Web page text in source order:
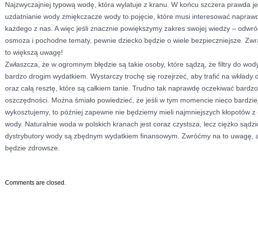
Najzwyczajniej typową wodę, która wylatuje z kranu. W końcu szczera prawda
uzdatnianie wody zmiękczacze wody to pojęcie, które musi interesować
każdego z nas. A więc jeśli znacznie powiększymy zakres swojej wiedzy –
osmoza i pochodne tematy, pewnie dziecko będzie o wiele bezpieczniejsze.
to większą uwagę!
Zwłaszcza, że w ogromnym błędzie są takie osoby, które sądzą, że filtry do
bardzo drogim wydatkiem. Wystarczy trochę się rozejrzeć, aby trafić na wkłady
oraz całą resztę, które są całkiem tanie. Trudno tak naprawdę oczekiwać
oszczędności. Można śmiało powiedzieć, że jeśli w tym momencie nieco
wykosztujemy, to później zapewne nie będziemy mieli najmniejszych kłopotów z
wody. Naturalnie woda w polskich kranach jest coraz czystsza, lecz ciężko
dystrybutory wody są zbędnym wydatkiem finansowym. Zwróćmy na to uwagę,
będzie zdrowsze.
Comments are closed.